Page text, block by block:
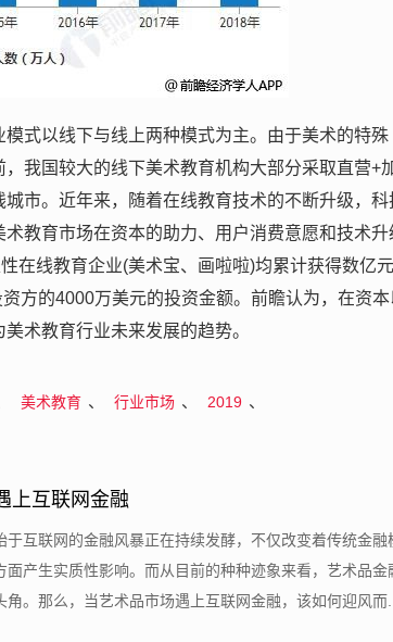
式以线下与线上两种模式为主。由于美术的特殊
我国较大的线下美术教育机构大部分采取直营+
市。近年来，随着在线教育技术的不断升级，科
教育市场在资本的助力、用户消费意愿和技术升
在线教育企业(美术宝、画啦啦)均累计获得数亿
方的4000万美元的投资金额。前瞻认为，在资本
术教育行业未来发展的趋势。
美术教育 、 行业市场 、 2019 、
上互联网金融
于互联网的金融风暴正在持续发酵，不仅改变着传统金融
面产生实质性影响。而从目前的种种迹象来看，艺术品金
角。那么，当艺术品市场遇上互联网金融，该如何迎风而